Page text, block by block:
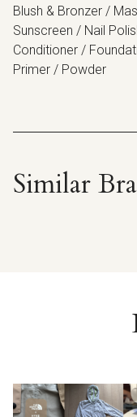
Blush & Bronzer /
Sunscreen / Nail
Conditioner /
Primer / Powder
Similar